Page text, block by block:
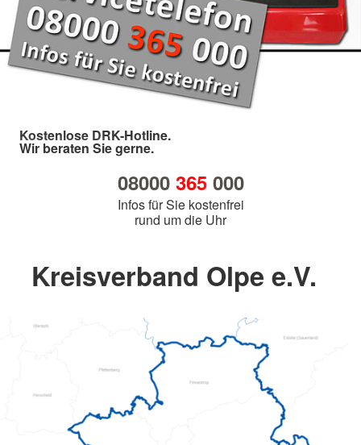
Kostenlose DRK-Hotline.
Wir beraten Sie gerne.
08000 365000
Infos für Sie kostenfrei
rund um die Uhr
Kreisverband Olpe e.V.